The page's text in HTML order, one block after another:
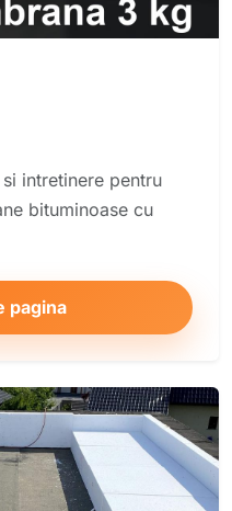
intretinere pentru
bituminoase cu
pagina